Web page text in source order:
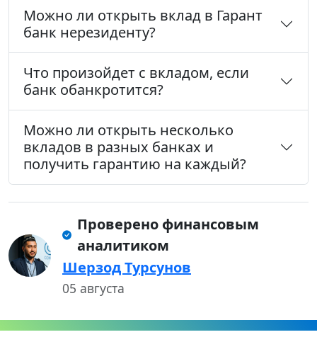
Можно ли открыть вклад в Гарант
банк нерезиденту?
Что произойдет с вкладом, если
банк обанкротится?
Можно ли открыть несколько
вкладов в разных банках и
получить гарантию на каждый?
Проверено финансовым
аналитиком
Шерзод Турсунов
05 августа